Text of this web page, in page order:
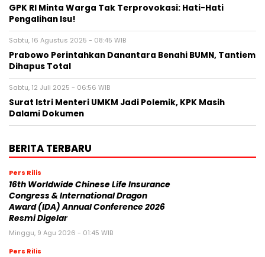
GPK RI Minta Warga Tak Terprovokasi: Hati-Hati
Pengalihan Isu!
Sabtu, 16 Agustus 2025 - 08:45 WIB
Prabowo Perintahkan Danantara Benahi BUMN, Tantiem
Dihapus Total
Sabtu, 12 Juli 2025 - 06:56 WIB
Surat Istri Menteri UMKM Jadi Polemik, KPK Masih
Dalami Dokumen
BERITA TERBARU
Pers Rilis
16th Worldwide Chinese Life Insurance
Congress & International Dragon
Award (IDA) Annual Conference 2026
Resmi Digelar
Minggu, 9 Agu 2026 - 01:45 WIB
Pers Rilis